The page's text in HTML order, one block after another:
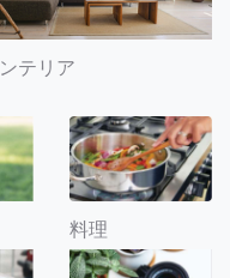
テリア
料理